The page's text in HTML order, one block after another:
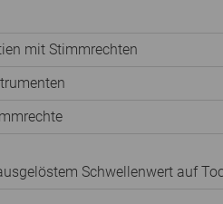
mit Stimmrechten
Schwellenwert auf